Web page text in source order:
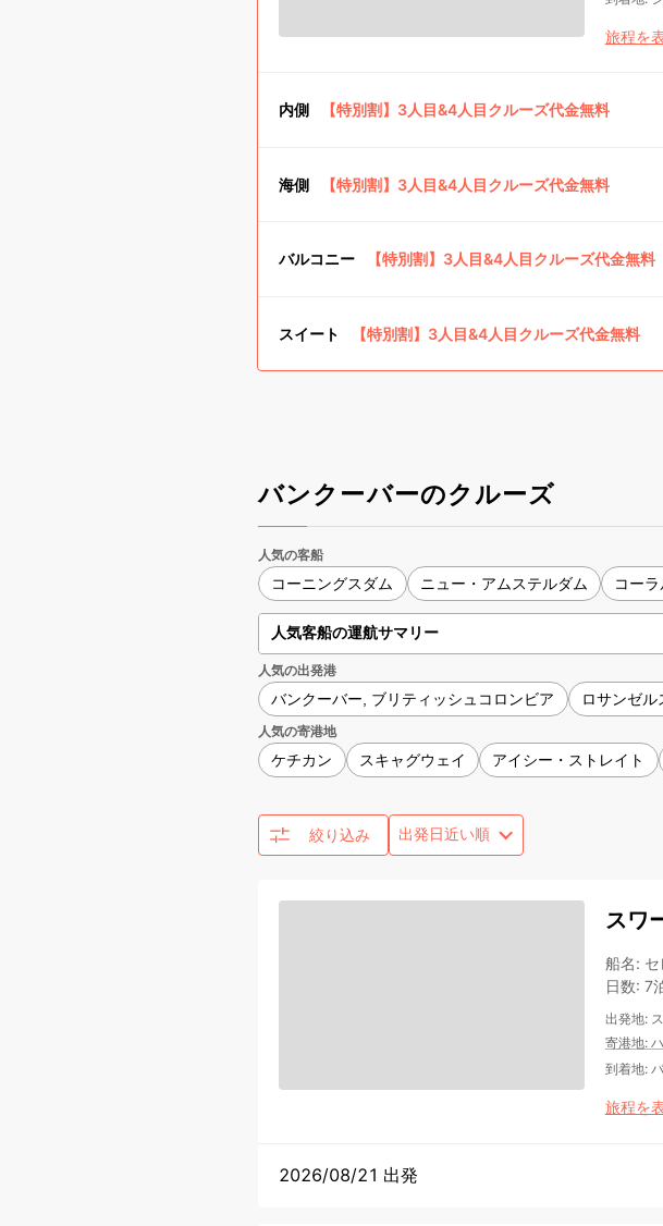
旅程を
内側 【特別割】3人目&4人目クルーズ代金無料
海側 【特別割】3人目&4人目クルーズ代金無料
バルコニー 【特別割】3人目&4人目クルーズ代金無料
スイート 【特別割】3人目&4人目クルーズ代金無料
バンクーバーのクルーズ
人気の客船
コーニングスダム ニュー・アムステルダム コー
人気客船の運航サマリー
人気の出発港
バンクーバー, ブリティッシュコロンビア ロサンゼル
人気の寄港地
ケチカン スキャグウェイ アイシー・ストレイト
絞り込み
スワ
船名:
日数: 7
出発地:
寄港地:
到着地:
旅程を
2026/08/21 出発